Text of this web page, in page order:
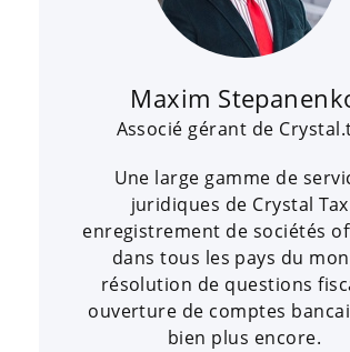
Maxim
Associé gérant de
Une large gamme de
juridiques de Crystal Tax
enregistrement de sociétés
dans tous les pays du
résolution de questions
ouverture de comptes
bien plus encore.